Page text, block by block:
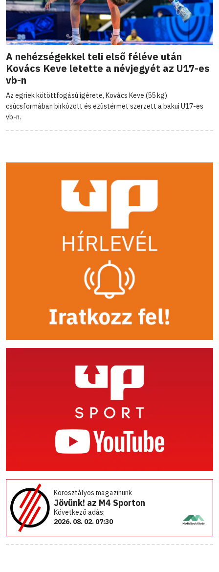
A nehézségekkel teli első féléve után
Kovács Keve letette a névjegyét az U17-es
vb-n
Az egriek kötöttfogású ígérete, Kovács Keve (55 kg)
csúcsformában birkózott és ezüstérmet szerzett a bakui U17-es
vb-n.
Korosztályos magazinunk
Jövünk! az M4 Sporton
Következő adás:
2026. 08. 02. 07:30